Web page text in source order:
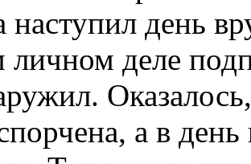
наступил день
личном деле
а в